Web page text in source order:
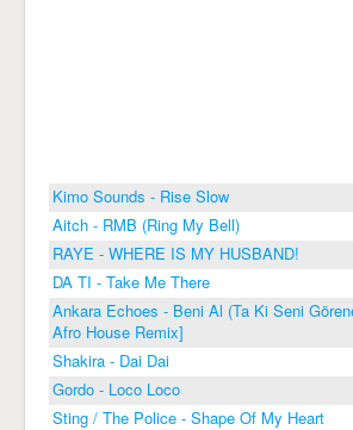
Kimo Sounds - Rise Slow
Aitch - RMB (Ring My Bell)
RAYE - WHERE IS MY HUSBAND!
DA TI - Take Me There
Ankara Echoes - Beni Al (Ta Ki Seni
Afro House Remix]
Shakira - Dai Dai
Gordo - Loco Loco
Sting / The Police - Shape Of My Heart